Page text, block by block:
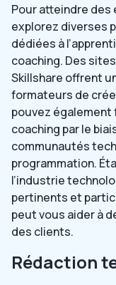
Pour atteindre
explorez diverses
dédiées à
coaching. Des
Skillshare offrent
formateurs de
pouvez également
coaching par le
communautés
programmation.
l’industrie
pertinents et
peut vous aider à
des clients.
Rédaction